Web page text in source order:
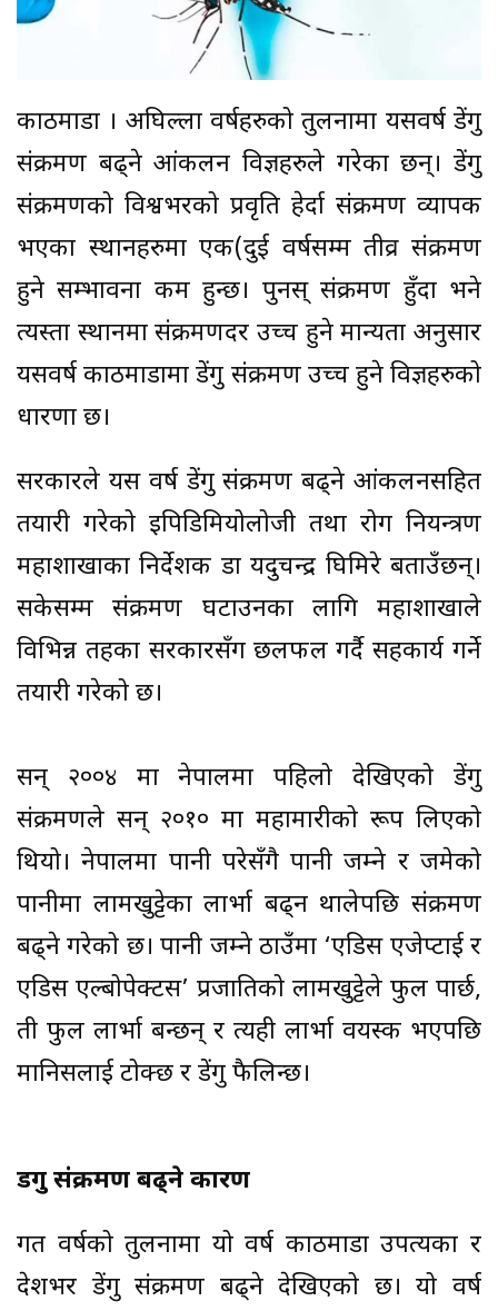
काठमाडौं । अघिल्ला वर्षहरुको तुलनामा यसवर्ष डेंगु
संक्रमण बढ्ने आंकलन विज्ञहरुले गरेका छन्। डेंगु
संक्रमणको विश्वभरको प्रवृति हेर्दा संक्रमण व्यापक
भएका स्थानहरुमा एक(दुई वर्षसम्म तीव्र संक्रमण
हुने सम्भावना कम हुन्छ। पुनस् संक्रमण हुँदा भने
त्यस्ता स्थानमा संक्रमणदर उच्च हुने मान्यता अनुसार
यसवर्ष काठमाडौंमा डेंगु संक्रमण उच्च हुने विज्ञहरुको
धारणा छ।
सरकारले यस वर्ष डेंगु संक्रमण बढ्ने आंकलनसहित
तयारी गरेको इपिडिमियोलोजी तथा रोग नियन्त्रण
महाशाखाका निर्देशक डा यदुचन्द्र घिमिरे बताउँछन्।
सकेसम्म संक्रमण घटाउनका लागि महाशाखाले
विभिन्न तहका सरकारसँग छलफल गर्दै सहकार्य गर्ने
तयारी गरेको छ।
सन् २००४ मा नेपालमा पहिलो देखिएको डेंगु
संक्रमणले सन् २०१० मा महामारीको रूप लिएको
थियो। नेपालमा पानी परेसँगै पानी जम्ने र जमेको
पानीमा लामखुट्टेका लार्भा बढ्न थालेपछि संक्रमण
बढ्ने गरेको छ। पानी जम्ने ठाउँमा ‘एडिस एजेप्टाई र
एडिस एल्बोपेक्टस’ प्रजातिको लामखुट्टेले फुल पार्छ,
ती फुल लार्भा बन्छन् र त्यही लार्भा वयस्क भएपछि
मानिसलाई टोक्छ र डेंगु फैलिन्छ।
डेंगु संक्रमण बढ्ने कारण
गत वर्षको तुलनामा यो वर्ष काठमाडौं उपत्यका र
देशभर डेंगु संक्रमण बढ्ने देखिएको छ। यो वर्ष